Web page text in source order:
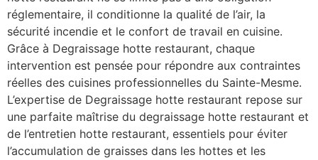
réglementaire, il conditionne la qualité de l’air, la
sécurité incendie et le confort de travail en cuisine.
Grâce à Degraissage hotte restaurant, chaque
intervention est pensée pour répondre aux contraintes
réelles des cuisines professionnelles du Sainte-Mesme.
L’expertise de Degraissage hotte restaurant repose sur
une parfaite maîtrise du degraissage hotte restaurant et
de l’entretien hotte restaurant, essentiels pour éviter
l’accumulation de graisses dans les hottes et les